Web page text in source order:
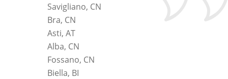
Savigliano, CN
Bra, CN
Asti, AT
Alba, CN
Fossano, CN
Biella, BI